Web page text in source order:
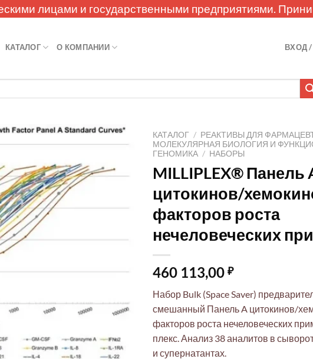
лицами и государственными предприятиями.
КАТАЛОГ О КОМПАНИИ ВХОД
КАТАЛОГ / РЕАКТИВЫ ДЛЯ
МОЛЕКУЛЯРНАЯ БИОЛОГИЯ И
ГЕНОМИКА / НАБОРЫ
MILLIPLEX® Панель
цитокинов/
факторов роста
нечеловеческих
460 113,00 ₽
Набор Bulk (Space Saver)
смешанный Панель A цитокинов/
факторов роста нечеловеческих
плекс. Анализ 38 аналитов в
и супернатантах.